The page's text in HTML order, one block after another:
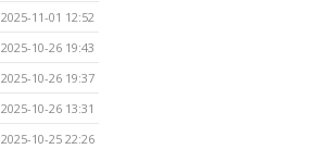
2025-11-01 12:52
2025-10-26 19:43
2025-10-26 19:37
2025-10-26 13:31
2025-10-25 22:26